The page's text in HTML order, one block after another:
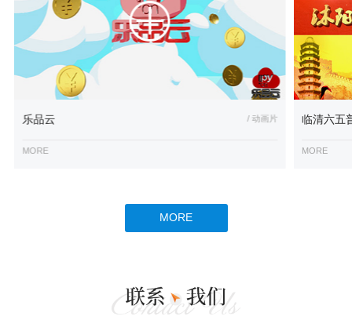
乐品云 / 动画片
MORE
临清六五
MORE
MORE